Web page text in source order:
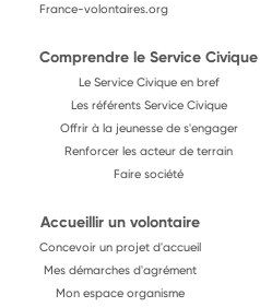
France-volontaires.org
Comprendre le Service Civique
Le Service Civique en bref
Les référents Service Civique
Offrir à la jeunesse de s'engager
Renforcer les acteur de terrain
Faire société
Accueillir un volontaire
Concevoir un projet d'accueil
Mes démarches d'agrément
Mon espace organisme